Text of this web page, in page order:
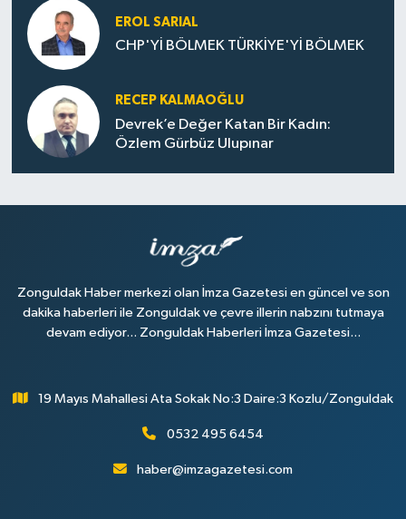
EROL SARIAL
CHP'Yİ BÖLMEK TÜRKİYE'Yİ BÖLMEK
RECEP KALMAOĞLU
Devrek’e Değer Katan Bir Kadın:
Özlem Gürbüz Ulupınar
Zonguldak Haber merkezi olan İmza Gazetesi en güncel ve son
dakika haberleri ile Zonguldak ve çevre illerin nabzını tutmaya
devam ediyor... Zonguldak Haberleri İmza Gazetesi...
19 Mayıs Mahallesi Ata Sokak No:3 Daire:3 Kozlu/Zonguldak
0532 495 6454
haber@imzagazetesi.com